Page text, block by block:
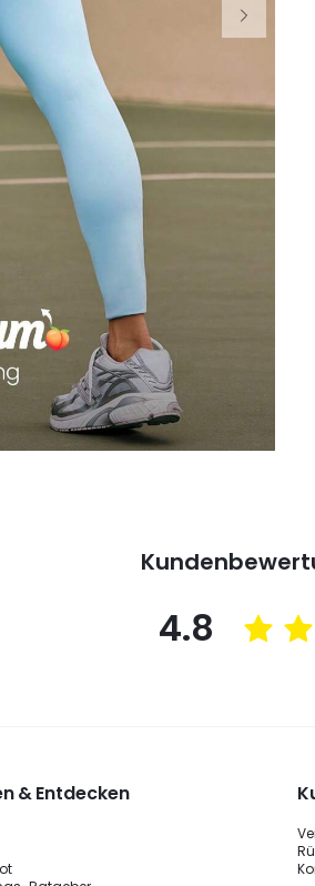
4.8
& Entdecken